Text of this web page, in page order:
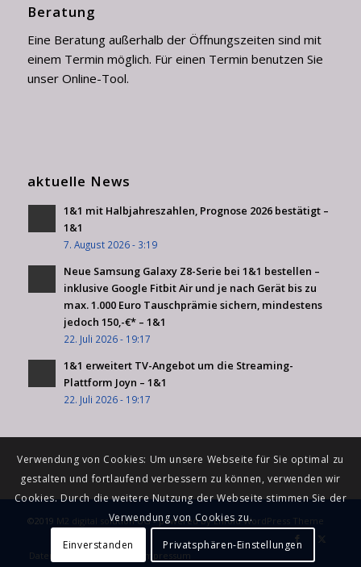
Beratung
Eine Beratung außerhalb der Öffnungszeiten sind mit
einem Termin möglich. Für einen Termin benutzen Sie
unser Online-Tool.
aktuelle News
1&1 mit Halbjahreszahlen, Prognose 2026 bestätigt –
1&1
7. August 2026 - 3:19
Neue Samsung Galaxy Z8-Serie bei 1&1 bestellen –
inklusive Google Fitbit Air und je nach Gerät bis zu
max. 1.000 Euro Tauschprämie sichern, mindestens
jedoch 150,-€* – 1&1
22. Juli 2026 - 19:17
1&1 erweitert TV-Angebot um die Streaming-
Plattform Joyn – 1&1
22. Juli 2026 - 19:17
©2019 M2 digital solution UG-powered by Enfold WordPress Theme
Datenschutzerklärung Impressum
Verwendung von Cookies: Um unsere Webseite für Sie optimal zu
gestalten und fortlaufend verbessern zu können, verwenden wir
Cookies. Durch die weitere Nutzung der Webseite stimmen Sie der
Verwendung von Cookies zu.
Einverstanden
Privatsphären-Einstellungen